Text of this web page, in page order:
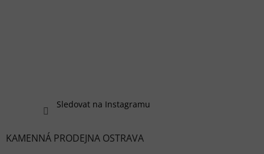
Sledovat na Instagramu
KAMENNÁ PRODEJNA OSTRAVA